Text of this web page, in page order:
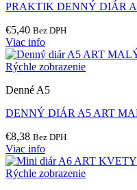
PRAKTIK DENNÝ DIÁR
€5,40 Bez DPH
Viac info
Rýchle zobrazenie
Denné A5
DENNÝ DIÁR A5 ART
€8,38 Bez DPH
Viac info
Rýchle zobrazenie